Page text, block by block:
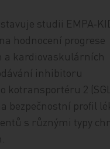
studii
hodnocení progrese
a kardiovaskulárních
inhibitoru
kotransportéru 2
bezpečnostní profil
s různými typy